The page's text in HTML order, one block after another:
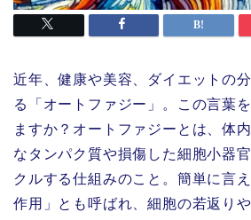
近年、健康や美容、ダイエットの
る「オートファジー」。この言葉
ますか？オートファジーとは、体
なタンパク質や損傷した細胞小器
クルする仕組みのこと。簡単に言
作用」とも呼ばれ、細胞の若返り